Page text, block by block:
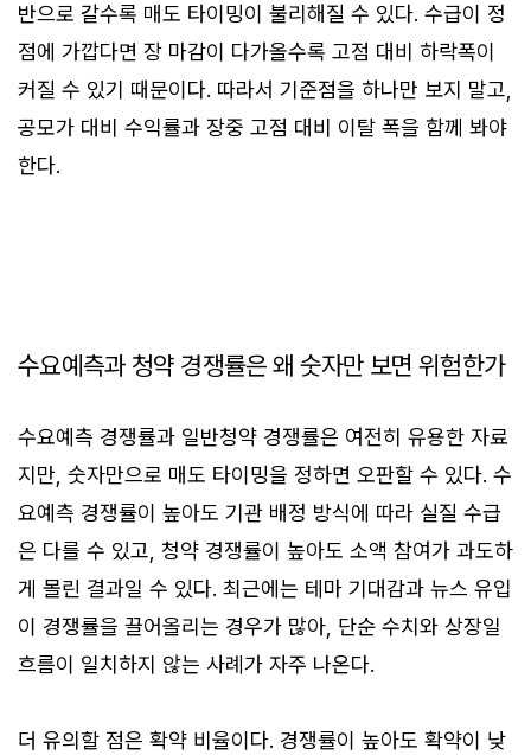
반으로 갈수록 매도 타이밍이 불리해질 수 있다. 수급이 정
점에 가깝다면 장 마감이 다가올수록 고점 대비 하락폭이
커질 수 있기 때문이다. 따라서 기준점을 하나만 보지 말고,
공모가 대비 수익률과 장중 고점 대비 이탈 폭을 함께 봐야
한다.
수요예측과 청약 경쟁률은 왜 숫자만 보면 위험한가
수요예측 경쟁률과 일반청약 경쟁률은 여전히 유용한 자료
지만, 숫자만으로 매도 타이밍을 정하면 오판할 수 있다. 수
요예측 경쟁률이 높아도 기관 배정 방식에 따라 실질 수급
은 다를 수 있고, 청약 경쟁률이 높아도 소액 참여가 과도하
게 몰린 결과일 수 있다. 최근에는 테마 기대감과 뉴스 유입
이 경쟁률을 끌어올리는 경우가 많아, 단순 수치와 상장일
흐름이 일치하지 않는 사례가 자주 나온다.
더 유의할 점은 확약 비율이다. 경쟁률이 높아도 확약이 낮